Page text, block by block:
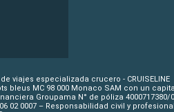
viajes especializada crucero - CRUISELINE
bleus MC 98 000 Monaco SAM con un
Groupama N° de póliza 4000717380/0
02 0007 – Responsabilidad civil y profesional